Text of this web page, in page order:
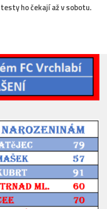
ho čekají až v sobotu.